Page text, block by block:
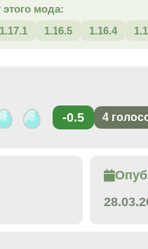
мода:
1.17.1 1.16.5 1.16.4
-0.5 4